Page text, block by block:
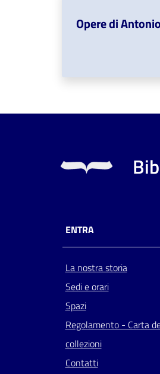
Opere di
ENTRA
La nostra storia
Sedi e orari
Spazi
Regolamento - Carta
collezioni
Contatti